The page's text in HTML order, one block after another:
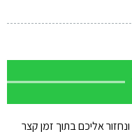
אליכם בתוך זמן קצר